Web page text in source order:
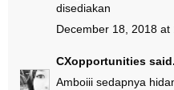
disediakan
December 18, 2018 at
CXopportunities
Amboiii sedapnya